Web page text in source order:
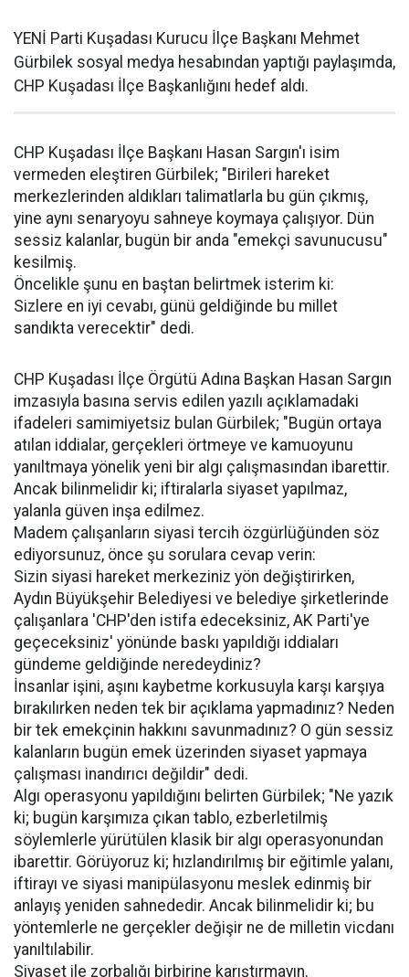
YENİ Parti Kuşadası Kurucu İlçe Başkanı Mehmet
Gürbilek sosyal medya hesabından yaptığı paylaşımda,
CHP Kuşadası İlçe Başkanlığını hedef aldı.
CHP Kuşadası İlçe Başkanı Hasan Sargın'ı isim
vermeden eleştiren Gürbilek; "Birileri hareket
merkezlerinden aldıkları talimatlarla bu gün çıkmış,
yine aynı senaryoyu sahneye koymaya çalışıyor. Dün
sessiz kalanlar, bugün bir anda "emekçi savunucusu"
kesilmiş.
Öncelikle şunu en baştan belirtmek isterim ki:
Sizlere en iyi cevabı, günü geldiğinde bu millet
sandıkta verecektir" dedi.
CHP Kuşadası İlçe Örgütü Adına Başkan Hasan Sargın
imzasıyla basına servis edilen yazılı açıklamadaki
ifadeleri samimiyetsiz bulan Gürbilek; "Bugün ortaya
atılan iddialar, gerçekleri örtmeye ve kamuoyunu
yanıltmaya yönelik yeni bir algı çalışmasından ibarettir.
Ancak bilinmelidir ki; iftiralarla siyaset yapılmaz,
yalanla güven inşa edilmez.
Madem çalışanların siyasi tercih özgürlüğünden söz
ediyorsunuz, önce şu sorulara cevap verin:
Sizin siyasi hareket merkeziniz yön değiştirirken,
Aydın Büyükşehir Belediyesi ve belediye şirketlerinde
çalışanlara 'CHP'den istifa edeceksiniz, AK Parti'ye
geçeceksiniz' yönünde baskı yapıldığı iddiaları
gündeme geldiğinde neredeydiniz?
İnsanlar işini, aşını kaybetme korkusuyla karşı karşıya
bırakılırken neden tek bir açıklama yapmadınız? Neden
bir tek emekçinin hakkını savunmadınız? O gün sessiz
kalanların bugün emek üzerinden siyaset yapmaya
çalışması inandırıcı değildir" dedi.
Algı operasyonu yapıldığını belirten Gürbilek; "Ne yazık
ki; bugün karşımıza çıkan tablo, ezberletilmiş
söylemlerle yürütülen klasik bir algı operasyonundan
ibarettir. Görüyoruz ki; hızlandırılmış bir eğitimle yalanı,
iftirayı ve siyasi manipülasyonu meslek edinmiş bir
anlayış yeniden sahnededir. Ancak bilinmelidir ki; bu
yöntemlerle ne gerçekler değişir ne de milletin vicdanı
yanıltılabilir.
Siyaset ile zorbalığı birbirine karıştırmayın.